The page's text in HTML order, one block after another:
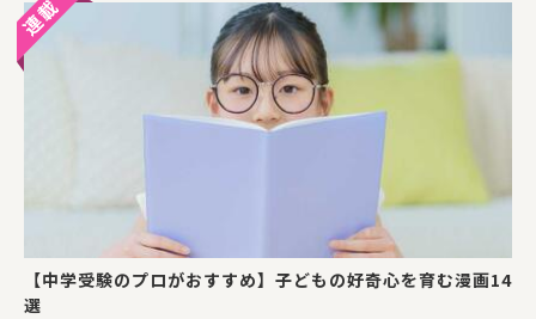
【中学受験のプロがおすすめ】子どもの好奇心を育む漫画14
選